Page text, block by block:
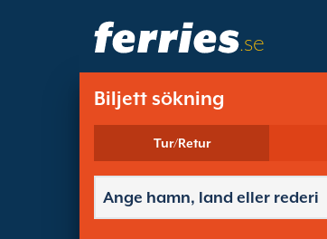
.se
Biljett sökning
Tur/Retur